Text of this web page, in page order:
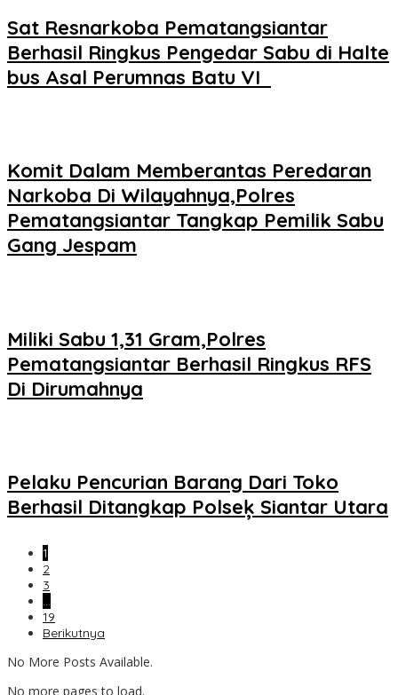
Sat Resnarkoba Pematangsiantar
Berhasil Ringkus Pengedar Sabu di Halte
bus Asal Perumnas Batu VI
Komit Dalam Memberantas Peredaran
Narkoba Di Wilayahnya,Polres
Pematangsiantar Tangkap Pemilik Sabu
Gang Jespam
Miliki Sabu 1,31 Gram,Polres
Pematangsiantar Berhasil Ringkus RFS
Di Dirumahnya
Pelaku Pencurian Barang Dari Toko
Berhasil Ditangkap Polseķ Siantar Utara
1
2
3
…
19
Berikutnya
No More Posts Available.
No more pages to load.